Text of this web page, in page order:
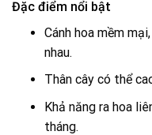
Đặc điểm nổi bật
Cánh hoa mềm
nhau.
Thân cây có thể
Khả năng ra hoa
tháng.